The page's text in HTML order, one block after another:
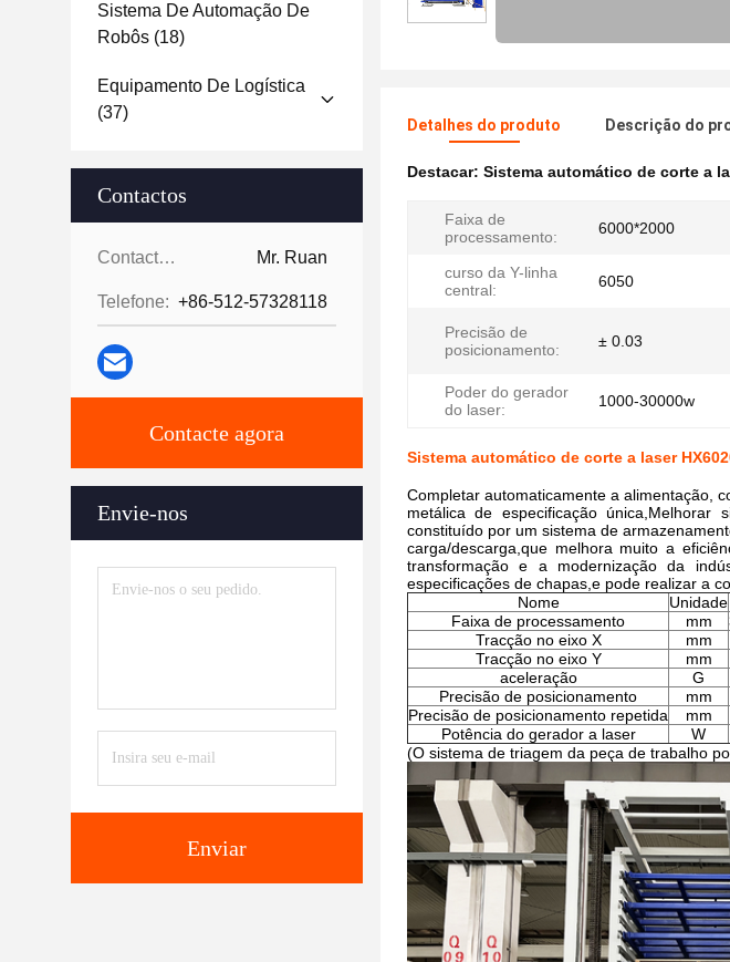
Sistema De Automação De
Robôs (18)
Equipamento De Logística
(37)
Contactos
Contactos: Mr. Ruan
Telefone: +86-512-57328118
Contacte agora
Envie-nos
Enviar
Detalhes do produto Descrição do
Destacar: Sistema automático de corte a
Faixa de
processamento:
6000*2000
curso da Y-linha
central:
6050
Precisão de
posicionamento:
± 0.03
Poder do gerador
do laser:
1000-30000w
Sistema automático de corte a laser
Completar automaticamente a alimentação,
metálica de especificação
constituído por um sistema de
carga/descarga,que melhora muito a
transformação e a modernização da
especificações de chapas,e pode realizar a
Nome
Unidade
Faixa de processamento
mm
Tracção no eixo X
mm
Tracção no eixo Y
mm
aceleração
G
Precisão de posicionamento
mm
Precisão de posicionamento repetida
mm
Potência do gerador a laser
W
(O sistema de triagem da peça de trabalho